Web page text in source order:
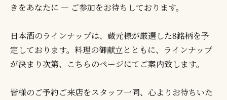
きをあなたに — ご参加をお待ちしております。
日本酒のラインナップは、蔵元様が厳選した8銘柄を予
定しております。料理の御献立とともに、ラインナップ
が決まり次第、こちらのページにてご案内致します。
皆様のご予約ご来店をスタッフ一同、心よりお待ちいた